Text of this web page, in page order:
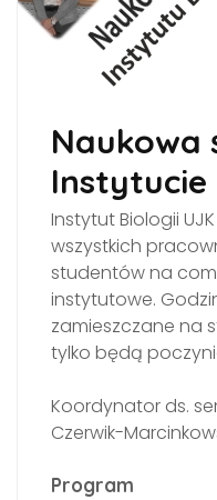
Naukowa
Instytucie
Instytut Biologii
wszystkich
studentów na
instytutowe.
zamieszczane na
tylko będą
Koordynator ds.
Czerwik-
Program